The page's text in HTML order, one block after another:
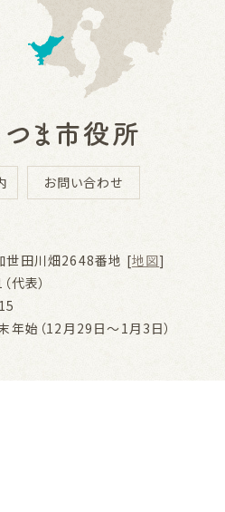
お問い合わせ
世田川畑2648番地 [地図]
表）
年始（12月29日～1月3日）